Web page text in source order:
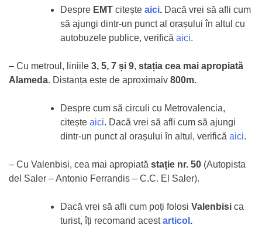
Despre EMT citește aici. Dacă vrei să afli cum
să ajungi dintr-un punct al orașului în altul cu
autobuzele publice, verifică aici.
– Cu metroul, liniile 3, 5, 7 și 9, stația cea mai apropiată
Alameda. Distanța este de aproximaiv 800m.
Despre cum să circuli cu Metrovalencia,
citește aici. Dacă vrei să afli cum să ajungi
dintr-un punct al orașului în altul, verifică aici.
– Cu Valenbisi, cea mai apropiată stație nr. 50 (Autopista
del Saler – Antonio Ferrandis – C.C. El Saler).
Dacă vrei să afli cum poți folosi Valenbisi ca
turist, îți recomand acest articol .